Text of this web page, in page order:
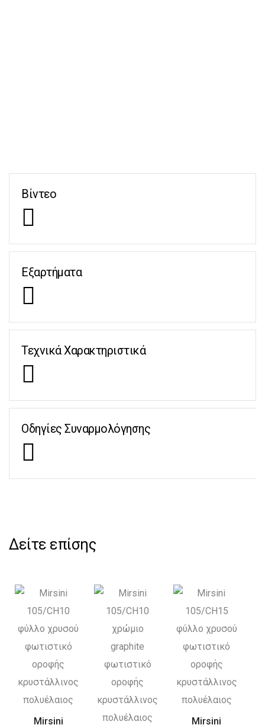
Βίντεο
Εξαρτήματα
Τεχνικά Χαρακτηριστικά
Οδηγίες Συναρμολόγησης
Δείτε επίσης
Mirsini
Mirsini